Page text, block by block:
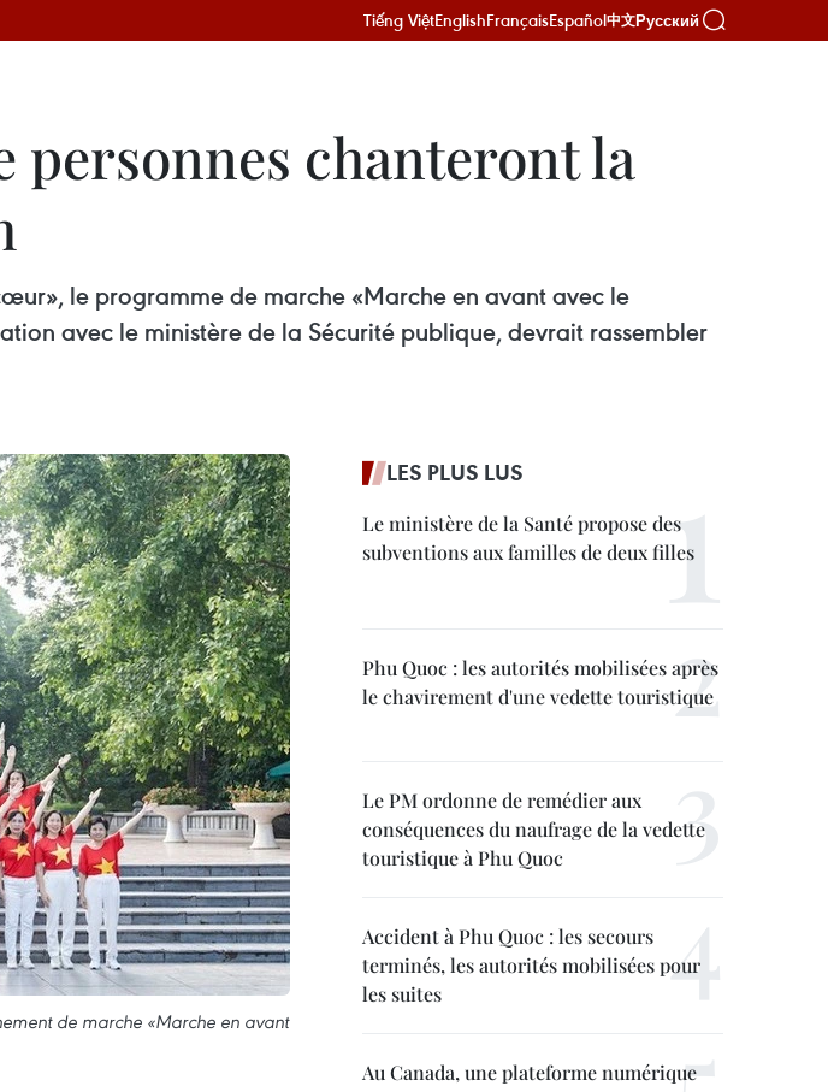
Tiếng ViệtEnglishFrançaisEspañol中文Русский
personnes chanteront la
le programme de marche «Marche en avant avec le
avec le ministère de la Sécurité publique, devrait rassembler
de marche «Marche en avant
LES PLUS LUS
Le ministère de la Santé propose des
subventions aux familles de deux filles
Phu Quoc : les autorités mobilisées après
le chavirement d'une vedette touristique
Le PM ordonne de remédier aux
conséquences du naufrage de la vedette
touristique à Phu Quoc
Accident à Phu Quoc : les secours
terminés, les autorités mobilisées pour
les suites
Au Canada, une plateforme numérique